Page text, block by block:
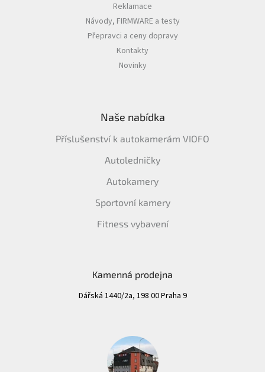
Reklamace
Návody, FIRMWARE a testy
Přepravci a ceny dopravy
Kontakty
Novinky
Naše nabídka
Příslušenství k autokamerám VIOFO
Autoledničky
Autokamery
Sportovní kamery
Fitness vybavení
Kamenná prodejna
Dářská 1440/2a, 198 00 Praha 9